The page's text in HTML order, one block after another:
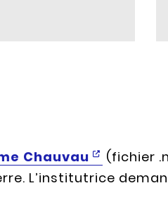
Chauvau (fichier
L’institutrice